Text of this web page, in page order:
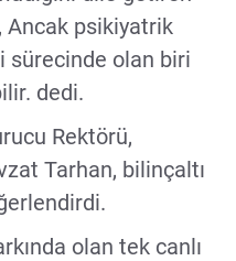
Ancak psikiyatrik
sürecinde olan biri
dedi.
Rektörü,
Tarhan, bilinçaltı
olan tek canlı